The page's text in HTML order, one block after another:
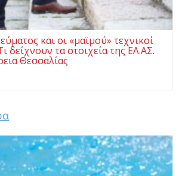
και οι «μαϊμού» τεχνικοί
δείχνουν τα στοιχεία της ΕΛ.ΑΣ.
Θεσσαλίας